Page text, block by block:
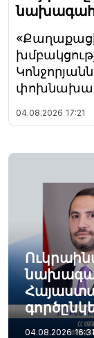
04.08.2026 17:21
04.08.2026 16:31